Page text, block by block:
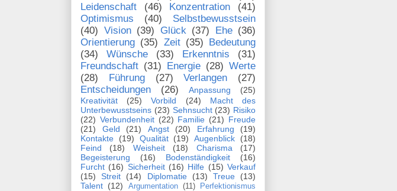
Leidenschaft
(46) Konzentration
(41)
Optimismus
(40)
Selbstbewusstsein
(40) Vision (39) Glück (37) Ehe (36)
Orientierung (35) Zeit (35) Bedeutung
(34)
Wünsche (33) Erkenntnis
(31)
Freundschaft (31) Energie (28) Werte
(28)
Führung (27) Verlangen
(27)
Entscheidungen
(26) Anpassung
(25)
Kreativität
(25) Vorbild (24)
Macht des
Unterbewusstseins (23) Sehnsucht (23) Risiko
(22) Verbundenheit (22) Familie (21) Freude
(21)
Geld (21) Angst (20) Erfahrung
(19)
Kontakte
(19) Qualität (19) Augenblick
(18)
Feind
(18) Weisheit (18) Charisma
(17)
Begeisterung
(16) Bodenständigkeit
(16)
Furcht (16) Sicherheit (16) Hilfe (15) Verkauf
(15)
Streit (14) Diplomatie (13) Treue
(13)
Talent (12) Argumentation (11)
Perfektionismus